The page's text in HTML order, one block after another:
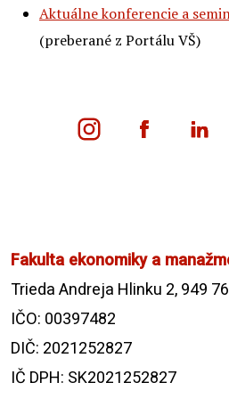
Aktuálne konferencie a
(preberané z Portálu VŠ)
Fakulta ekonomiky a
Trieda Andreja Hlinku 2, 949
IČO: 00397482
DIČ: 2021252827
IČ DPH: SK2021252827